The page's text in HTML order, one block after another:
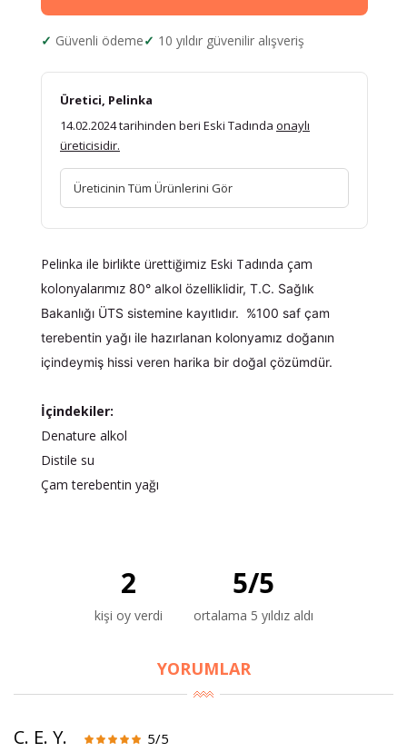
Güvenli ödeme 10 yıldır güvenilir alışveriş
Üretici, Pelinka
14.02.2024 tarihinden beri Eski Tadında onaylı
üreticisidir.
Üreticinin Tüm Ürünlerini Gör
Pelinka ile birlikte ürettiğimiz Eski Tadında çam
kolonyalarımız 80° alkol özelliklidir, T.C. Sağlık
Bakanlığı ÜTS sistemine kayıtlıdır. %100 saf çam
terebentin yağı ile hazırlanan kolonyamız doğanın
içindeymiş hissi veren harika bir doğal çözümdür.
İçindekiler:
Denature alkol
Distile su
Çam terebentin yağı
2
kişi oy verdi
5/5
ortalama 5 yıldız aldı
YORUMLAR
C. E. Y. 5/5